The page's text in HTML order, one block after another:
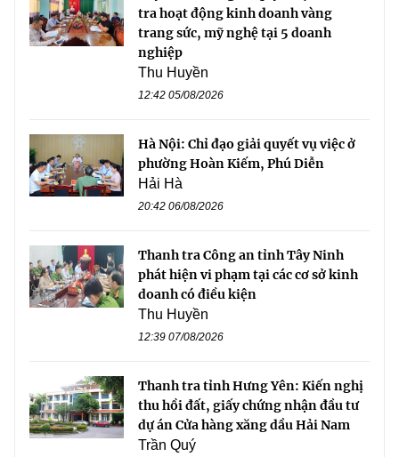
tra hoạt động kinh doanh vàng
trang sức, mỹ nghệ tại 5 doanh
nghiệp
Thu Huyền
12:42 05/08/2026
Hà Nội: Chỉ đạo giải quyết vụ việc ở
phường Hoàn Kiếm, Phú Diễn
Hải Hà
20:42 06/08/2026
Thanh tra Công an tỉnh Tây Ninh
phát hiện vi phạm tại các cơ sở kinh
doanh có điều kiện
Thu Huyền
12:39 07/08/2026
Thanh tra tỉnh Hưng Yên: Kiến nghị
thu hồi đất, giấy chứng nhận đầu tư
dự án Cửa hàng xăng dầu Hải Nam
Trần Quý